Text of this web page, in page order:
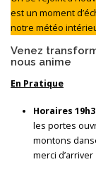
est un moment
notre météo
Venez
nous anime
En Pratique
Horaires
les portes
montons
merci d’arriver